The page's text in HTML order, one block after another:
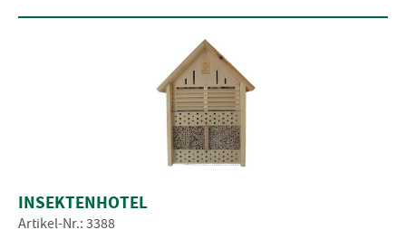
INSEKTENHOTEL
Artikel-Nr.: 3388